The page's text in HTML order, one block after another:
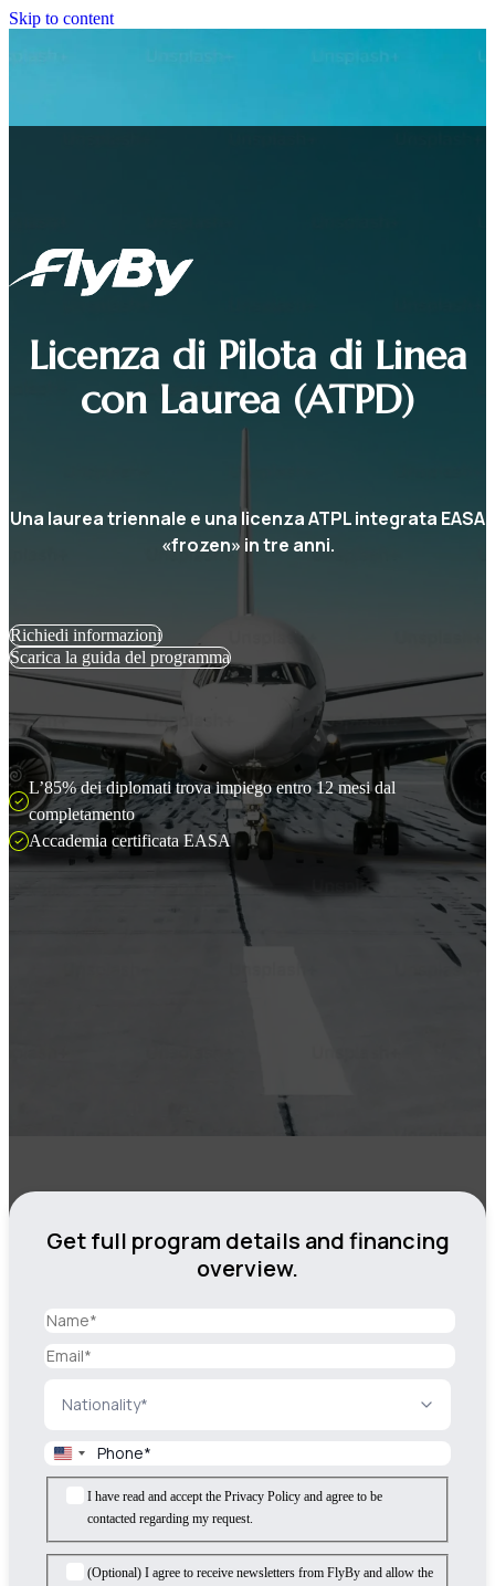
Skip to content
Licenza di Pilota di Linea
con Laurea (ATPD)
Una laurea triennale e una licenza ATPL integrata EASA
«frozen» in tre anni.
Richiedi informazioni
Scarica la guida del programma
L’85% dei diplomati trova impiego entro 12 mesi dal
completamento
Accademia certificata EASA
Get full program details and financing
overview.
United
States
I have read and accept the Privacy Policy and agree to be
contacted regarding my request.
(Optional) I agree to receive newsletters from FlyBy and allow the